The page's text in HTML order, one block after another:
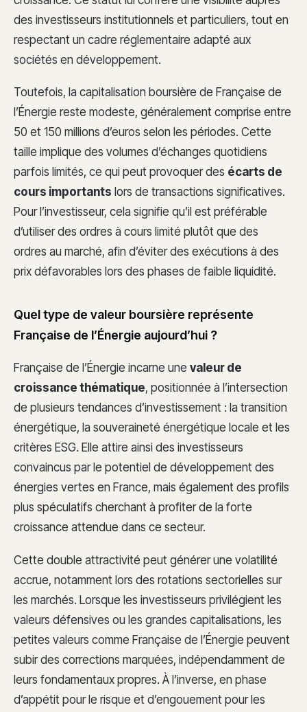
des investisseurs institutionnels et particuliers, tout en
respectant un cadre réglementaire adapté aux
sociétés en développement.
Toutefois, la capitalisation boursière de Française de
l’Énergie reste modeste, généralement comprise entre
50 et 150 millions d’euros selon les périodes. Cette
taille implique des volumes d’échanges quotidiens
parfois limités, ce qui peut provoquer des écarts de
cours importants lors de transactions significatives.
Pour l’investisseur, cela signifie qu’il est préférable
d’utiliser des ordres à cours limité plutôt que des
ordres au marché, afin d’éviter des exécutions à des
prix défavorables lors des phases de faible liquidité.
Quel type de valeur boursière représente
Française de l’Énergie aujourd’hui ?
Française de l’Énergie incarne une valeur de
croissance thématique, positionnée à l’intersection
de plusieurs tendances d’investissement : la transition
énergétique, la souveraineté énergétique locale et les
critères ESG. Elle attire ainsi des investisseurs
convaincus par le potentiel de développement des
énergies vertes en France, mais également des profils
plus spéculatifs cherchant à profiter de la forte
croissance attendue dans ce secteur.
Cette double attractivité peut générer une volatilité
accrue, notamment lors des rotations sectorielles sur
les marchés. Lorsque les investisseurs privilégient les
valeurs défensives ou les grandes capitalisations, les
petites valeurs comme Française de l’Énergie peuvent
subir des corrections marquées, indépendamment de
leurs fondamentaux propres. À l’inverse, en phase
d’appétit pour le risque et d’engouement pour les